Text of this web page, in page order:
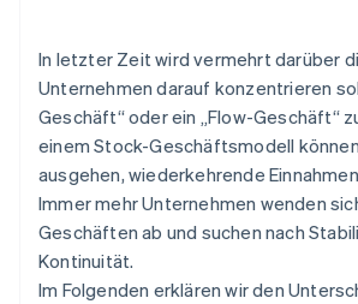
Lernen
Nutzungsart
Versicherung
Infrastruktur
In letzter Zeit wird vermehrt darüber
Unternehmen darauf konzentrieren
Geschäft“ oder ein „Flow-Geschäft“
einem Stock-Geschäftsmodell
ausgehen, wiederkehrende
Immer mehr Unternehmen wenden
Geschäften ab und suchen nach
Kontinuität.
Im Folgenden erklären wir den